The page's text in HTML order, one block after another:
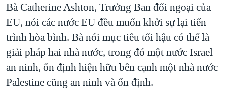
Bà Catherine Ashton, Trưởng Ban đối ngoại của
EU, nói các nước EU đều muốn khởi sự lại tiến
trình hòa bình. Bà nói mục tiêu tối hậu có thể là
giải pháp hai nhà nước, trong đó một nước Israel
an ninh, ổn định hiện hữu bên cạnh một nhà nước
Palestine cũng an ninh và ổn định.